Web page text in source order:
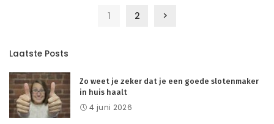
1 2
Laatste Posts
Zo weet je zeker dat je een goede slotenmaker
in huis haalt
4 juni 2026